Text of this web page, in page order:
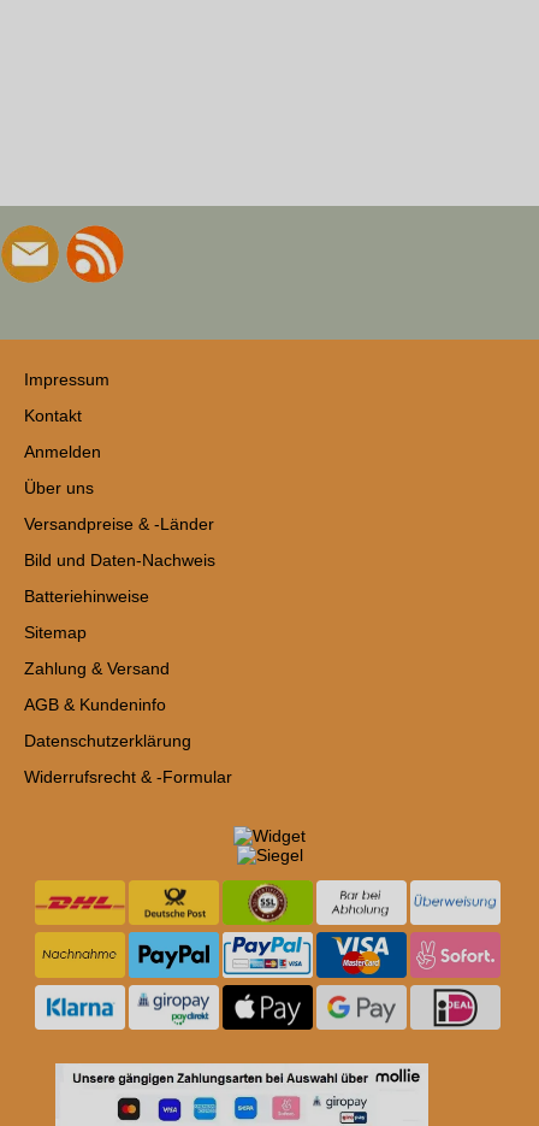
Impressum
Kontakt
Anmelden
Über uns
Versandpreise & -Länder
Bild und Daten-Nachweis
Batteriehinweise
Sitemap
Zahlung & Versand
AGB & Kundeninfo
Datenschutzerklärung
Widerrufsrecht & -Formular